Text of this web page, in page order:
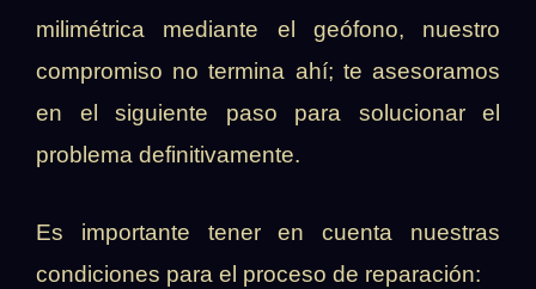
milimétrica mediante el geófono, nuestro
compromiso no termina ahí; te asesoramos
en el siguiente paso para solucionar el
problema definitivamente.
Es importante tener en cuenta nuestras
condiciones para el proceso de reparación: